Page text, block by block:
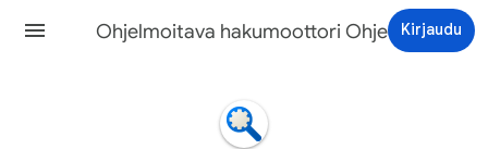
Ohjelmoitava hakumoottori OhjeetKirjaudu